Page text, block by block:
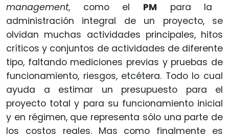
management, como el PM para la
administración integral de un proyecto, se
olvidan muchas actividades principales, hitos
críticos y conjuntos de actividades de diferente
tipo, faltando mediciones previas y pruebas de
funcionamiento, riesgos, etcétera. Todo lo cual
ayuda a estimar un presupuesto para el
proyecto total y para su funcionamiento inicial
y en régimen, que representa sólo una parte de
los costos reales. Mas como finalmente es